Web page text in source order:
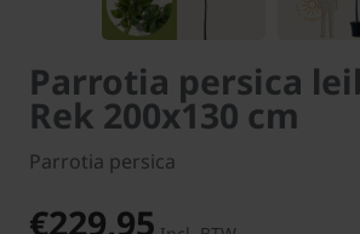
Parrotia persica
Rek 200x130 cm
Parrotia persica
€229,95